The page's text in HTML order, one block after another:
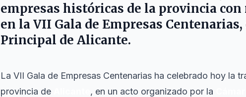
empresas históricas de la provincia
en la VII Gala de Empresas
Principal de Alicante.
La VII Gala de Empresas Centenarias ha celebrado hoy la
provincia de
, en un acto organizado por la